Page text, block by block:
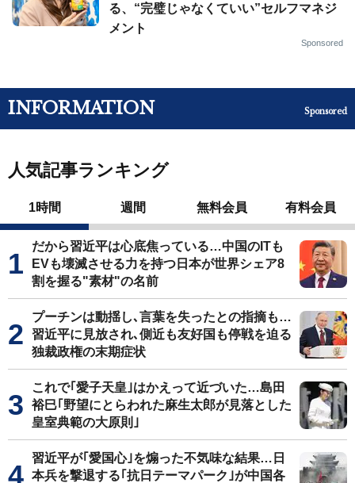
る、“完璧じゃなくていい”セルフマネジ
メント
Sponsored
INFORMATION Sponsored
人気記事ランキング
1時間 週間 無料会員 有料会員
だから習近平は心底焦っている…中国のITも
EVも壊滅させる力を持つ日本が世界シェア8
割を握る"素材"の名前
プーチンは動揺し､言葉を失ったとの指摘も…
習近平に見放され､側近も友好国も停戦を迫る
独裁政権の末期症状
これで｢愛子天皇｣はかえって近づいた…島田
裕巳｢野望にとらわれた麻生太郎が見落とした
皇室典範の大原則｣
習近平が｢愛国心｣を煽った不気味な結果…日
本兵を撃退する｢抗日テーマパーク｣が中国各